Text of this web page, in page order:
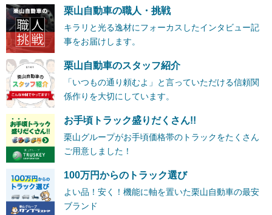
栗山自動車の職人・挑戦
キラリと光る逸材にフォーカスしたインタビュー記
事をお届けします。
栗山自動車のスタッフ紹介
「いつもの通り頼むよ」と言っていただける信頼関
係作りを大切にしています。
お手頃トラック盛りだくさん!!
栗山グループがお手頃価格帯のトラックをたくさん
ご用意しました！
100万円からのトラック選び
よい品！安く！機能に軸を置いた栗山自動車の最安
ブランド